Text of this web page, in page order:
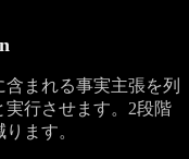
まれる事実主張を列
行させます。2段階
ます。